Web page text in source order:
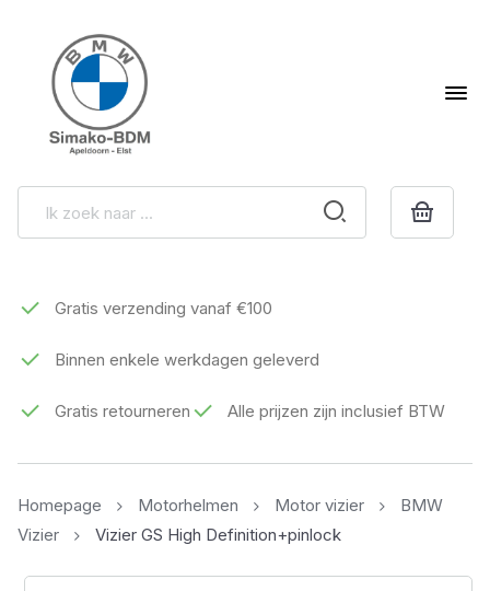
Gratis verzending vanaf €100
Binnen enkele werkdagen geleverd
Gratis retourneren Alle prijzen zijn inclusief BTW
Homepage Motorhelmen Motor vizier
BMW
Vizier
Vizier GS High Definition+pinlock